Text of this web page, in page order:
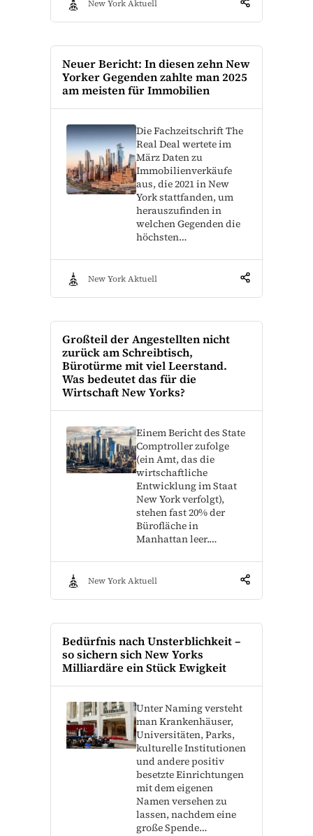
New York Aktuell
Neuer Bericht: In diesen zehn New
Yorker Gegenden zahlte man 2025
am meisten für Immobilien
Die Fachzeitschrift The
Real Deal wertete im
März Daten zu
Immobilienverkäufe
aus, die 2021 in New
York stattfanden, um
herauszufinden in
welchen Gegenden die
höchsten…
New York Aktuell
Großteil der Angestellten nicht
zurück am Schreibtisch,
Bürotürme mit viel Leerstand.
Was bedeutet das für die
Wirtschaft New Yorks?
Einem Bericht des State
Comptroller zufolge
(ein Amt, das die
wirtschaftliche
Entwicklung im Staat
New York verfolgt),
stehen fast 20% der
Bürofläche in
Manhattan leer.…
New York Aktuell
Bedürfnis nach Unsterblichkeit –
so sichern sich New Yorks
Milliardäre ein Stück Ewigkeit
Unter Naming versteht
man Krankenhäuser,
Universitäten, Parks,
kulturelle Institutionen
und andere positiv
besetzte Einrichtungen
mit dem eigenen
Namen versehen zu
lassen, nachdem eine
große Spende…